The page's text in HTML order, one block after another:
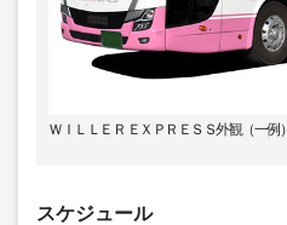
ＷＩＬＬＥＲ ＥＸＰＲＥＳＳ外観（一例）
スケジュール